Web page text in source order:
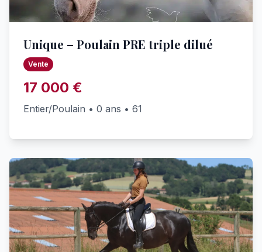
Unique – Poulain PRE triple dilué
Vente
17 000 €
Entier/Poulain • 0 ans • 61